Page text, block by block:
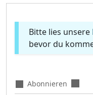
Bitte lies unsere
bevor du
Abonnieren